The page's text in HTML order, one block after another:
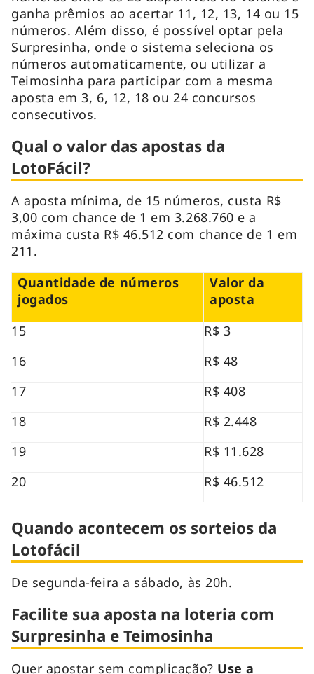
ganha prêmios ao acertar 11, 12, 13, 14 ou 15
números. Além disso, é possível optar pela
Surpresinha, onde o sistema seleciona os
números automaticamente, ou utilizar a
Teimosinha para participar com a mesma
aposta em 3, 6, 12, 18 ou 24 concursos
consecutivos.
Qual o valor das apostas da
LotoFácil?
A aposta mínima, de 15 números, custa R$
3,00 com chance de 1 em 3.268.760 e a
máxima custa R$ 46.512 com chance de 1 em
211.
Quantidade de números
jogados
Valor da
aposta
15
R$ 3
16
R$ 48
17
R$ 408
18
R$ 2.448
19
R$ 11.628
20
R$ 46.512
Quando acontecem os sorteios da
Lotofácil
De segunda-feira a sábado, às 20h.
Facilite sua aposta na loteria com
Surpresinha e Teimosinha
Quer apostar sem complicação? Use a